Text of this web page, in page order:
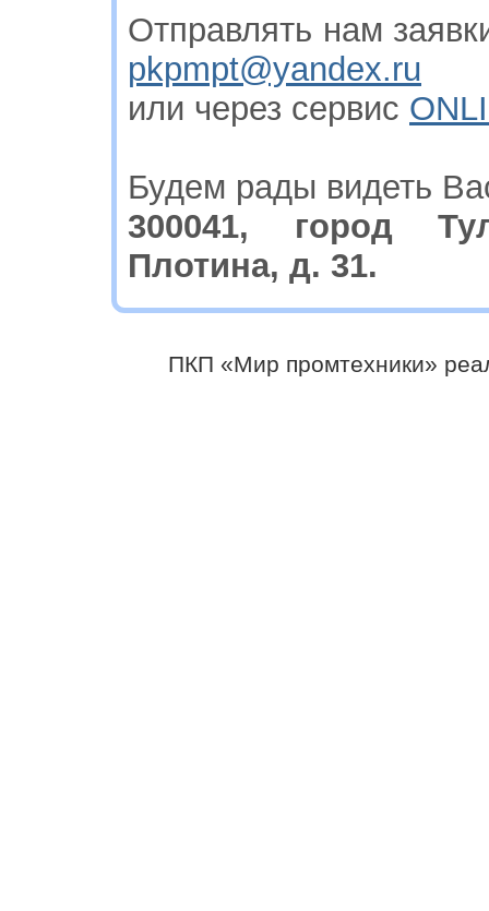
Отправлять нам
pkpmpt@yandex.ru
или через сервис
Будем рады видеть
300041, город
Плотина, д. 31.
ПКП «Мир промтехники»